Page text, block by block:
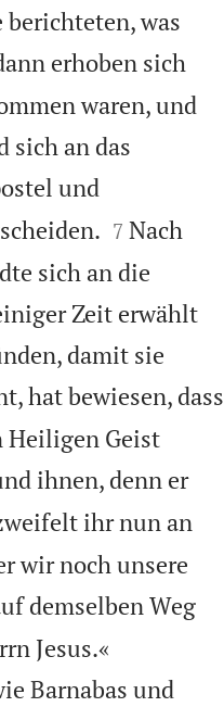
was
erhoben sich
waren, und
sich an das
und

7 Nach
sich an die
Zeit erwählt
damit sie
hat bewiesen, dass
Heiligen Geist
ihnen, denn er
ihr nun an
wir noch unsere
demselben Weg
Jesus.«
Barnabas und